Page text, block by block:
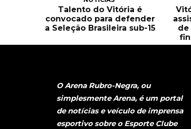
Talento do Vitória é
convocado para defender
a Seleção Brasileira sub-15
de
O Arena Rubro-Negra, ou
simplesmente Arena, é um portal
de notícias e veículo de imprensa
esportivo sobre o Esporte Clube